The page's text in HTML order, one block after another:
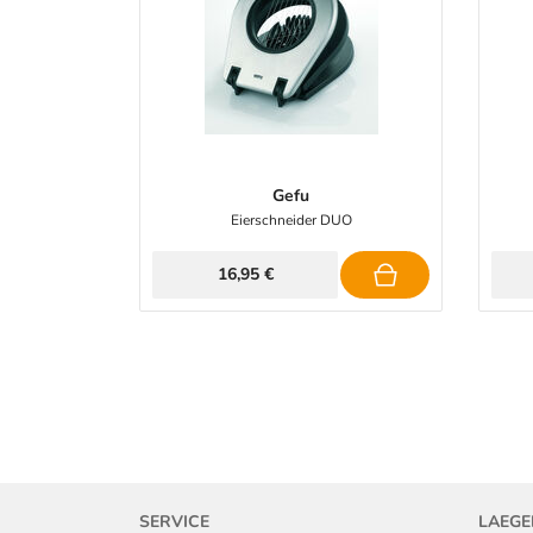
Gefu
Eierschneider DUO
16,95 €
SERVICE